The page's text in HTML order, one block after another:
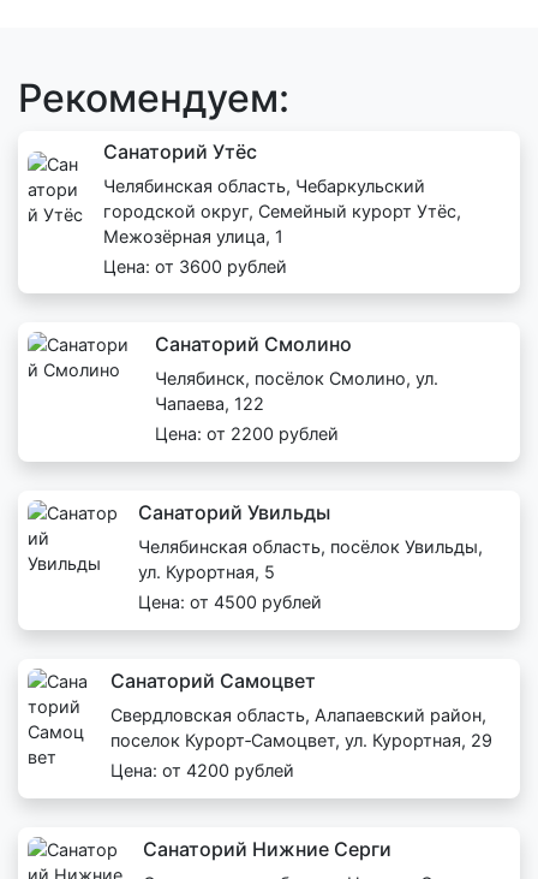
Рекомендуем:
Санаторий Утёс
Челябинская область, Чебаркульский
городской округ, Семейный курорт Утёс,
Межозёрная улица, 1
Цена: от 3600 рублей
Санаторий Смолино
Челябинск, посёлок Смолино, ул.
Чапаева, 122
Цена: от 2200 рублей
Санаторий Увильды
Челябинская область, посёлок Увильды,
ул. Курортная, 5
Цена: от 4500 рублей
Санаторий Самоцвет
Свердловская область, Алапаевский район,
поселок Курорт‑Самоцвет, ул. Курортная, 29
Цена: от 4200 рублей
Санаторий Нижние Серги